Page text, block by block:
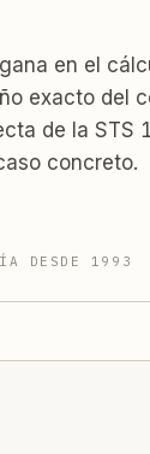
en el
exacto del
de la STS
concreto.
DESDE 1993